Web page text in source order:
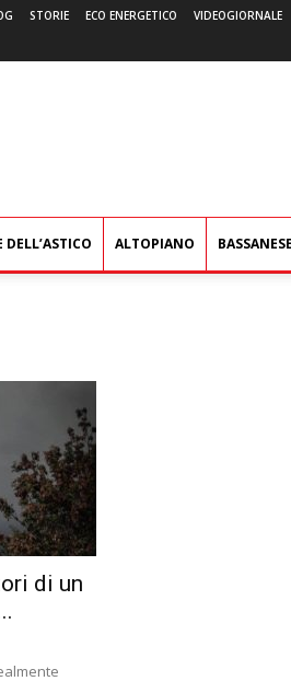
STORIE ECO ENERGETICO VIDEOGIORNALE
DELL’ASTICO ALTOPIANO BASSANESE
di un